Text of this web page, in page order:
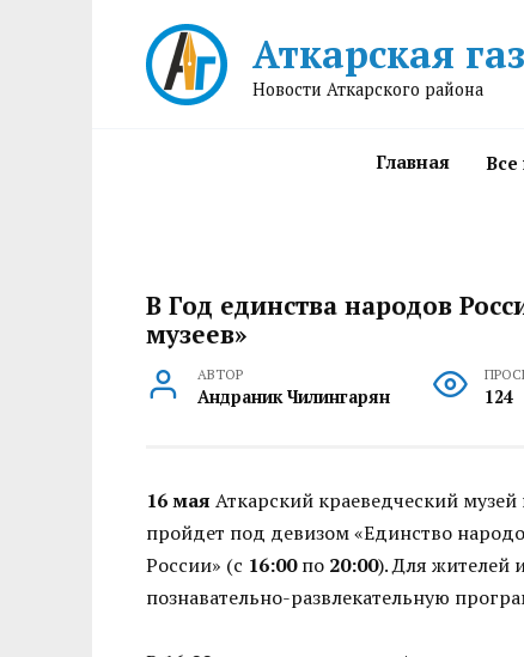
Аткарская
Новости Аткарского района
Главная Все
В Год единства народов
музеев»
АВТОР
Андраник Чилингарян 124
16 мая Аткарский краеведческий
пройдет под девизом «Единство
России» (с 16:00по 20:00). Для жителей
познавательно-развлекательную